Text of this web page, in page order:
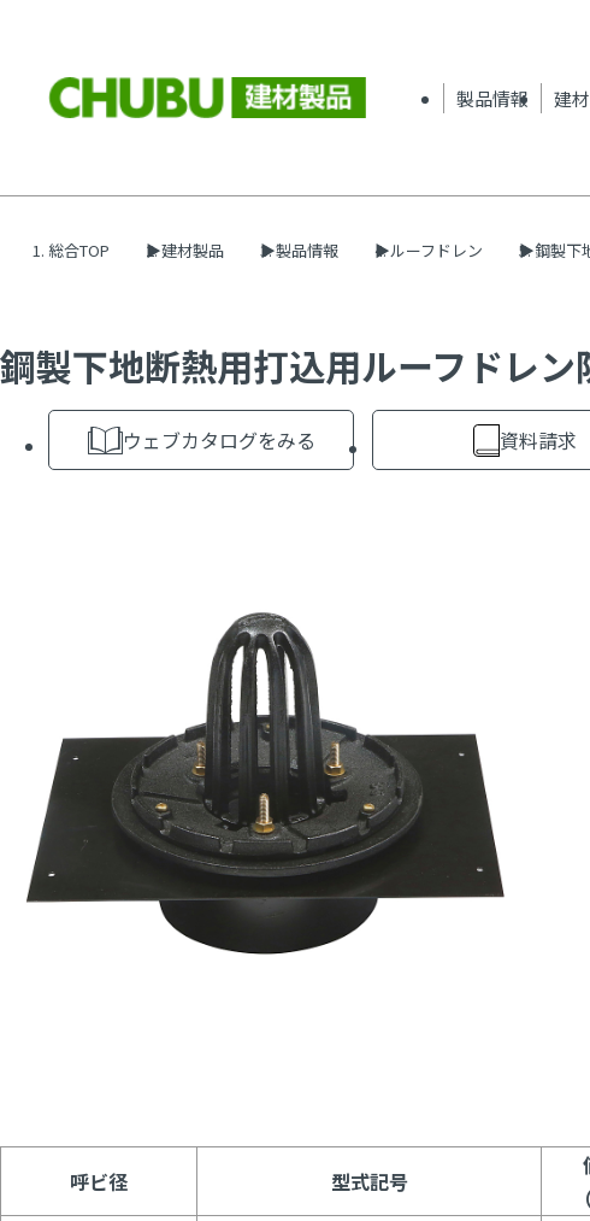
製品情報 建
総合TOP 建材製品 製品情報 ルーフドレン 鋼製下
鋼製下地断熱用打込用ルーフドレ
ウェブカタログをみる 資料請求
呼ビ径 型式記号